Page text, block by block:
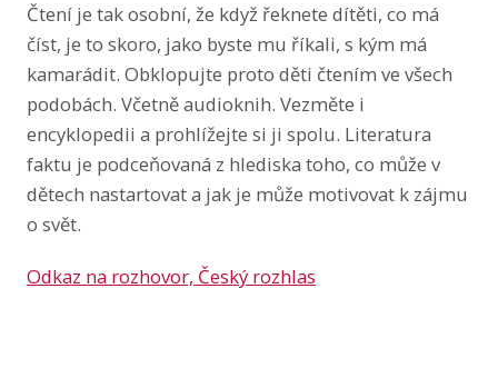
Čtení je tak osobní, že když řeknete dítěti, co má
číst, je to skoro, jako byste mu říkali, s kým má
kamarádit. Obklopujte proto děti čtením ve všech
podobách. Včetně audioknih. Vezměte i
encyklopedii a prohlížejte si ji spolu. Literatura
faktu je podceňovaná z hlediska toho, co může v
dětech nastartovat a jak je může motivovat k zájmu
o svět.
Odkaz na rozhovor, Český rozhlas